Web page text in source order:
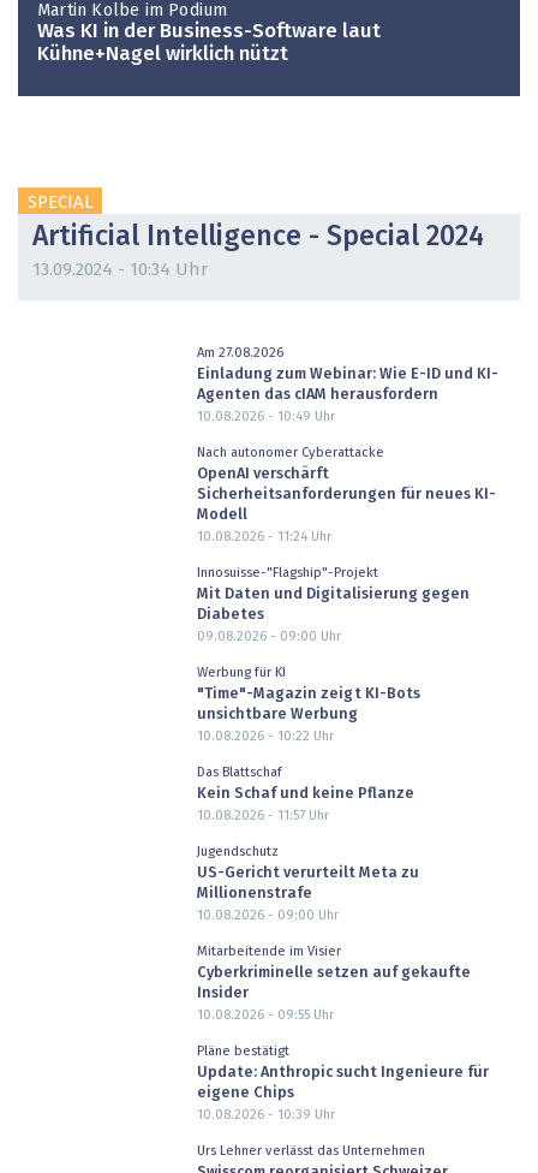
Martin Kolbe im Podium
Was KI in der Business-Software laut
Kühne+Nagel wirklich nützt
SPECIAL
Artificial Intelligence - Special 2024
13.09.2024 - 10:34 Uhr
Am 27.08.2026
Einladung zum Webinar: Wie E-ID und KI-
Agenten das cIAM herausfordern
10.08.2026 - 10:49 Uhr
Nach autonomer Cyberattacke
OpenAI verschärft
Sicherheitsanforderungen für neues KI-
Modell
10.08.2026 - 11:24Uhr
Innosuisse-"Flagship"-Projekt
Mit Daten und Digitalisierung gegen
Diabetes
09.08.2026 - 09:00 Uhr
Werbung für KI
"Time"-Magazin zeigt KI-Bots
unsichtbare Werbung
10.08.2026 - 10:22 Uhr
Das Blattschaf
Kein Schaf und keine Pflanze
10.08.2026 - 11:57Uhr
Jugendschutz
US-Gericht verurteilt Meta zu
Millionenstrafe
10.08.2026 - 09:00 Uhr
Mitarbeitende im Visier
Cyberkriminelle setzen auf gekaufte
Insider
10.08.2026 - 09:55Uhr
Pläne bestätigt
Update: Anthropic sucht Ingenieure für
eigene Chips
10.08.2026 - 10:39 Uhr
Urs Lehner verlässt das Unternehmen